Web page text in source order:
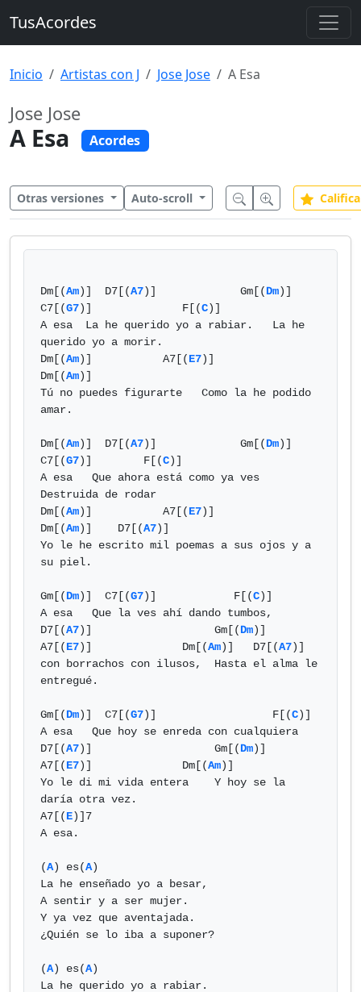
TusAcordes
Inicio Artistas con J Jose Jose A Esa
Jose Jose
A Esa Acordes
Otras versiones Auto-scroll
Dm[(Am)]  D7[(A7)]             Gm[(Dm)]
C7[(G7)]              F[(C)]
A esa  La he querido yo a rabiar.   La he
querido yo a morir.
Dm[(Am)]           A7[(E7)]
Dm[(Am)]
Tú no puedes figurarte   Como la he podido
amar.
Dm[(Am)]  D7[(A7)]             Gm[(Dm)]
C7[(G7)]        F[(C)]
A esa   Que ahora está como ya ves
Destruida de rodar
Dm[(Am)]           A7[(E7)]
Dm[(Am)]    D7[(A7)]
Yo le he escrito mil poemas a sus ojos y a
su piel.
Gm[(Dm)]  C7[(G7 )]   	      F[(C)]
A esa   Que la ves ahí dando tumbos,
D7[(A7 )]		   Gm[(Dm)]
A7[(E7)]              Dm[(Am)]   D7[(A7)]
con borrachos con ilusos,  Hasta el alma le
entregué.
Gm[(Dm)]  C7[(G7 )]   	            F[(C)]
A esa   Que hoy se enreda con cualquiera
D7[(A7 )]		   Gm[(Dm)]
A7[(E7)]              Dm[(Am)]
Yo le di mi vida entera    Y hoy se la
daría otra vez.
A7[(E)]7
A esa.
(A) es(A)
La he enseñado yo a besar,
A sentir y a ser mujer.
Y ya vez que aventajada.
¿Quién se lo iba a suponer?
(A) es(A)
La he querido yo a rabiar.